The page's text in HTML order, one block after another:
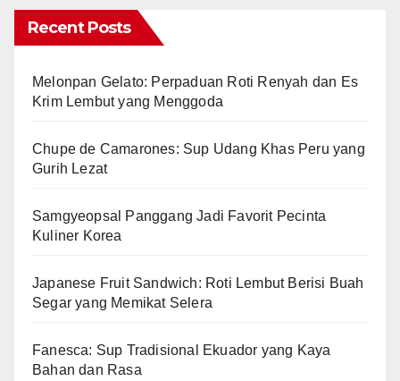
Recent Posts
Melonpan Gelato: Perpaduan Roti Renyah dan Es
Krim Lembut yang Menggoda
Chupe de Camarones: Sup Udang Khas Peru yang
Gurih Lezat
Samgyeopsal Panggang Jadi Favorit Pecinta
Kuliner Korea
Japanese Fruit Sandwich: Roti Lembut Berisi Buah
Segar yang Memikat Selera
Fanesca: Sup Tradisional Ekuador yang Kaya
Bahan dan Rasa